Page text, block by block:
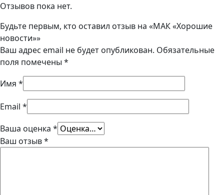
Отзывов пока нет.
Будьте первым, кто оставил отзыв на «МАК «Хорошие
новости»»
Ваш адрес email не будет опубликован. Обязательные
поля помечены *
Имя *
Email *
Ваша оценка *
Ваш отзыв*